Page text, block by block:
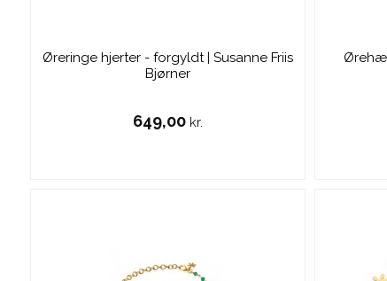
Øreringe hjerter - forgyldt | Susanne Friis
Bjørner
649,00 kr.